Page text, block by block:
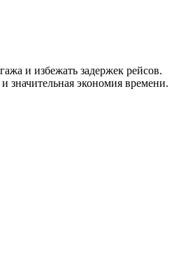
и избежать задержек рейсов.
значительная экономия времени.